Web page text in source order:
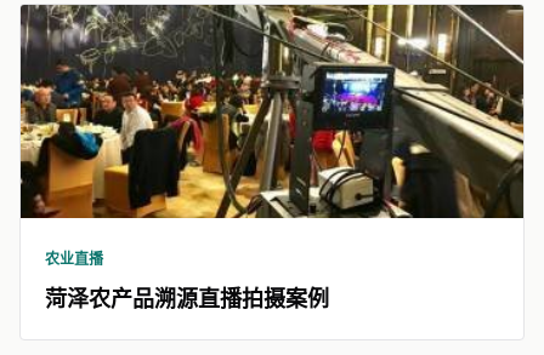
农业直播
菏泽农产品溯源直播拍摄案例